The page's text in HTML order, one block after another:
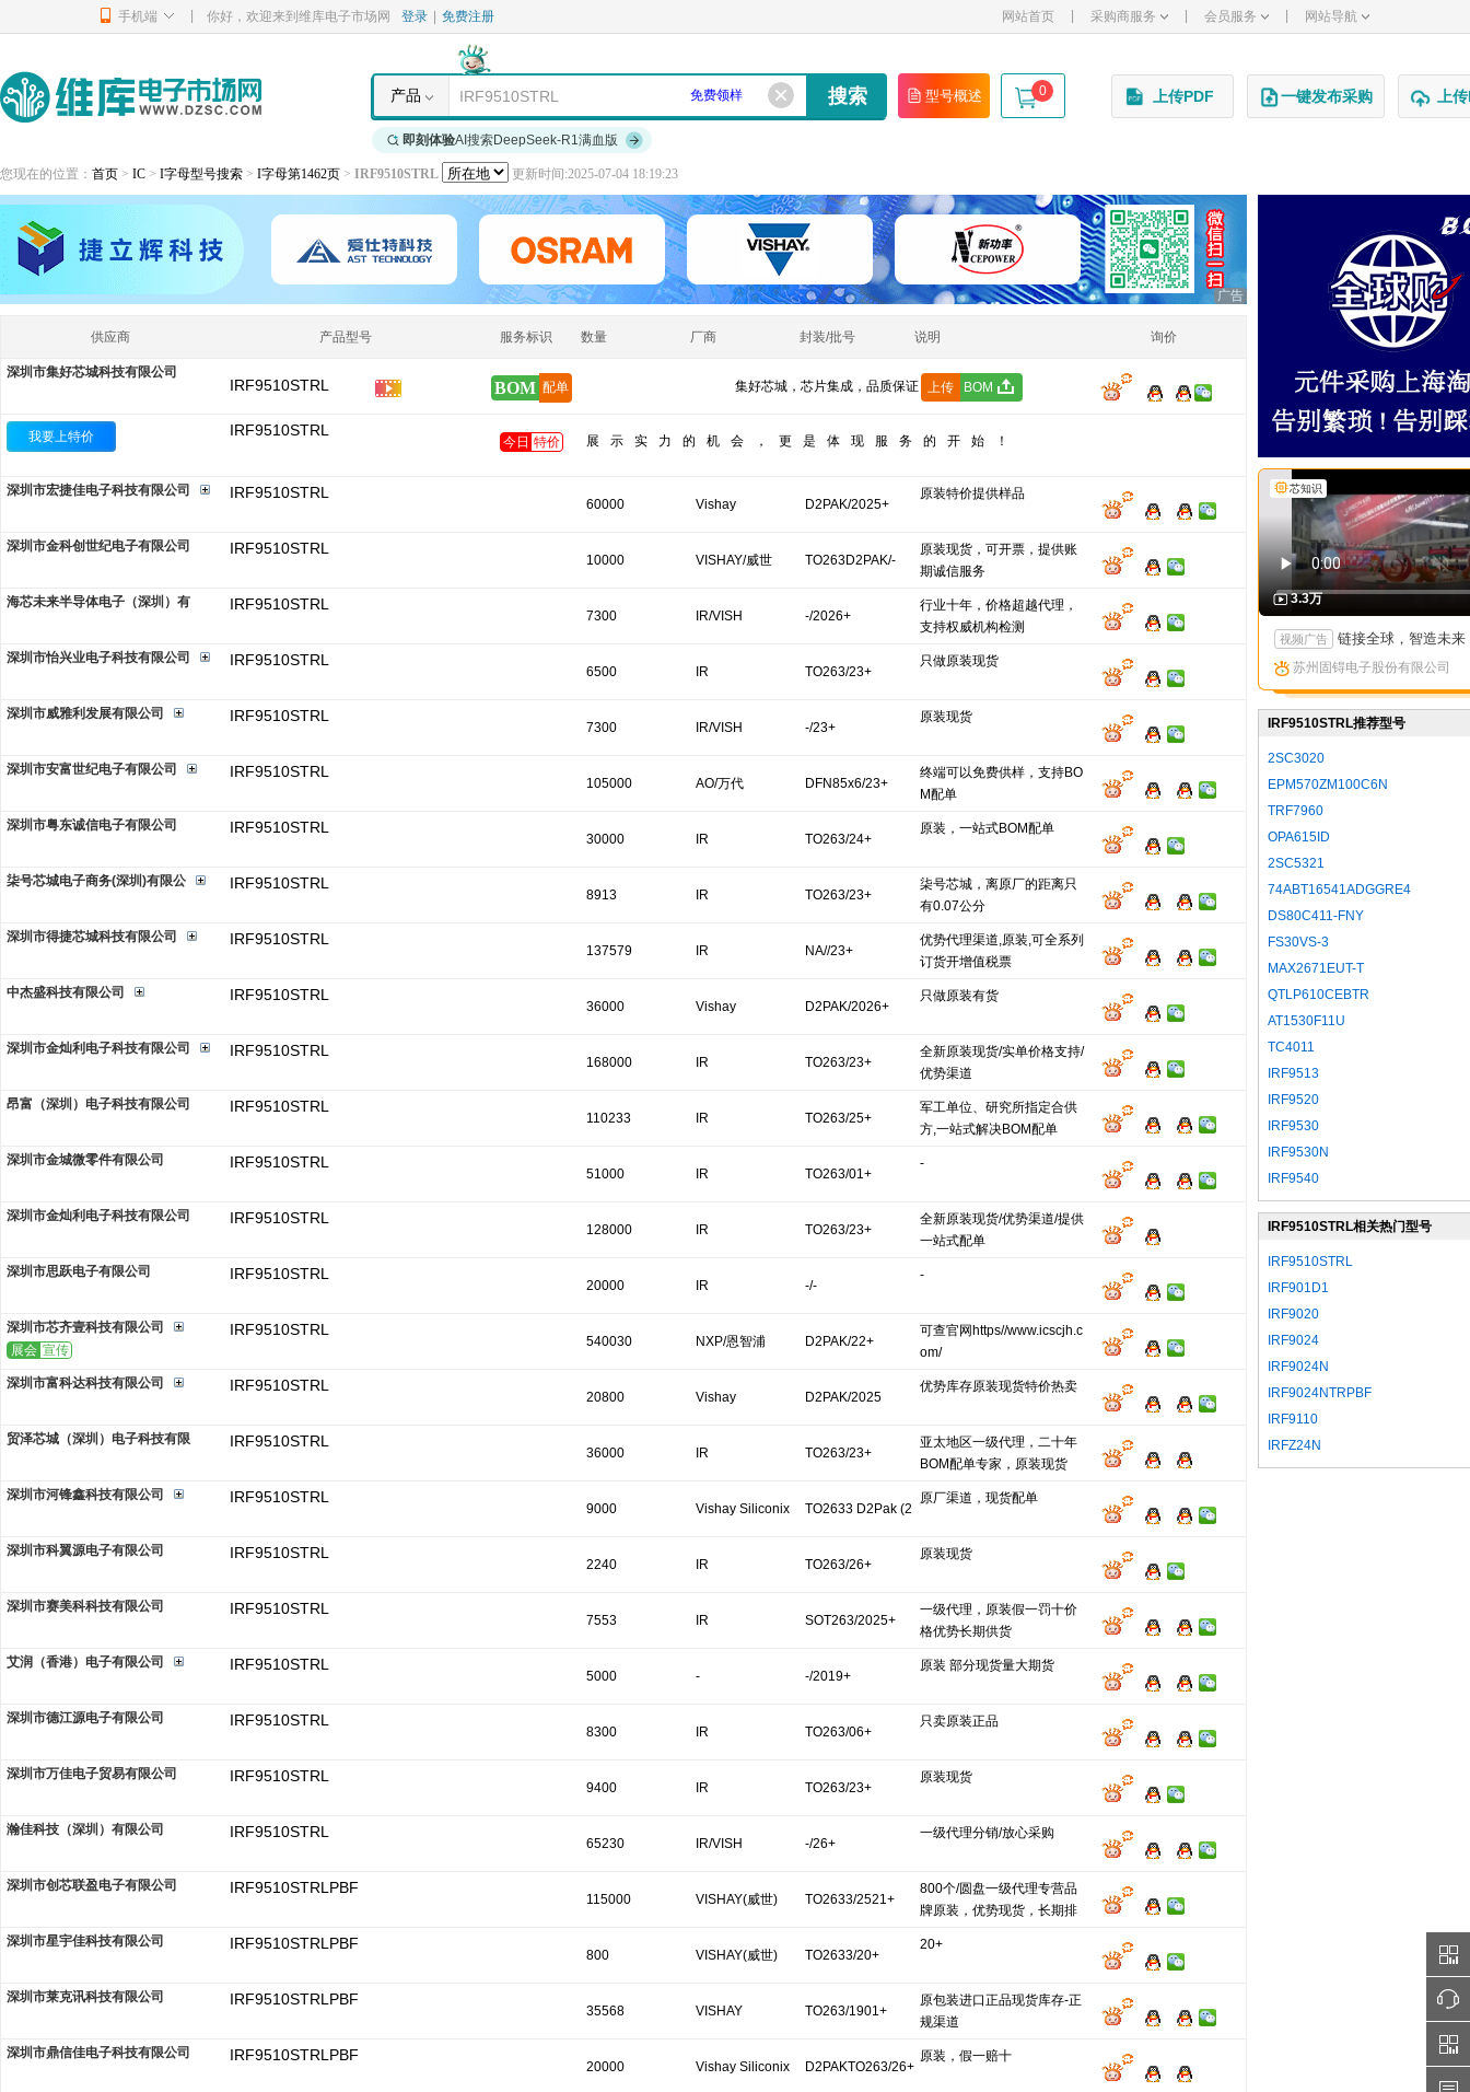
手机端 你好，欢迎来到维库电子市场网 登录 免费注册 网站首页 采购商服务 会员服务 网站导航
产品 免费领样 型号概述 0
即刻体验AI搜索DeepSeek-R1满血版
上传PDF 一键发布采购 上
您现在的位置： 首页 > IC > I字母型号搜索 > I字母第1462页 > IRF9510STRL 更新时间:2025-07-04 18:19:23
广告
供应商 产品型号 服务标识 数量 厂商 封装/批号 说明 询价
深圳市集好芯城科技有限公司
IRF9510STRL BOM 配单 集好芯城，芯片集成，品质保证 上传 BOM
我要上特价 IRF9510STRL
今日 特价 展示实力的机会，更是体现服务的开始！
深圳市宏捷佳电子科技有限公司 IRF9510STRL
60000 Vishay D2PAK/2025+
原装特价提供样品
深圳市金科创世纪电子有限公司 IRF9510STRL
10000 VISHAY/威世 TO263D2PAK/-
原装现货，可开票，提供账
期诚信服务
海芯未来半导体电子（深圳）有
IRF9510STRL
7300 IR/VISH -/2026+
行业十年，价格超越代理，
支持权威机构检测
深圳市怡兴业电子科技有限公司
IRF9510STRL
6500 IR TO263/23+
只做原装现货
深圳市威雅利发展有限公司 IRF9510STRL
7300 IR/VISH -/23+
原装现货
深圳市安富世纪电子有限公司 IRF9510STRL
105000 AO/万代 DFN85x6/23+
终端可以免费供样，支持BO
M配单
深圳市粤东诚信电子有限公司
IRF9510STRL
30000 IR TO263/24+
原装，一站式BOM配单
柒号芯城电子商务(深圳)有限公 IRF9510STRL
8913 IR TO263/23+
柒号芯城，离原厂的距离只
有0.07公分
深圳市得捷芯城科技有限公司
IRF9510STRL
137579 IR NA//23+
优势代理渠道,原装,可全系列
订货开增值税票
中杰盛科技有限公司
IRF9510STRL
36000 Vishay D2PAK/2026+
只做原装有货
深圳市金灿利电子科技有限公司 IRF9510STRL
168000 IR TO263/23+
全新原装现货/实单价格支持/
优势渠道
昂富（深圳）电子科技有限公司
IRF9510STRL
110233 IR TO263/25+
军工单位、研究所指定合供
方,一站式解决BOM配单
深圳市金城微零件有限公司
IRF9510STRL
51000 IR TO263/01+
-
深圳市金灿利电子科技有限公司 IRF9510STRL
128000 IR TO263/23+
全新原装现货/优势渠道/提供
一站式配单
深圳市思跃电子有限公司
IRF9510STRL
20000 IR -/-
-
深圳市芯齐壹科技有限公司
展会 宣传
IRF9510STRL
540030 NXP/恩智浦 D2PAK/22+
可查官网https//www.icscjh.c
om/
深圳市富科达科技有限公司
IRF9510STRL
20800 Vishay D2PAK/2025
优势库存原装现货特价热卖
贸泽芯城（深圳）电子科技有限 IRF9510STRL
36000 IR TO263/23+
亚太地区一级代理，二十年
BOM配单专家，原装现货
深圳市河锋鑫科技有限公司
IRF9510STRL
9000 Vishay Siliconix TO2633 D2Pak (2
Leads + Tab) TO26
3AB/2024+
原厂渠道，现货配单
深圳市科翼源电子有限公司 IRF9510STRL
2240 IR TO263/26+
原装现货
深圳市赛美科科技有限公司 IRF9510STRL
7553 IR SOT263/2025+
一级代理，原装假一罚十价
格优势长期供货
艾润（香港）电子有限公司
IRF9510STRL
5000 - -/2019+
原装 部分现货量大期货
深圳市德江源电子有限公司 IRF9510STRL
8300 IR TO263/06+
只卖原装正品
深圳市万佳电子贸易有限公司 IRF9510STRL
9400 IR TO263/23+
原装现货
瀚佳科技（深圳）有限公司 IRF9510STRL
65230 IR/VISH -/26+
一级代理分销/放心采购
深圳市创芯联盈电子有限公司 IRF9510STRLPBF
115000 VISHAY(威世) TO2633/2521+
800个/圆盘一级代理专营品
牌原装，优势现货，长期排
深圳市星宇佳科技有限公司
IRF9510STRLPBF
800 VISHAY(威世) TO2633/20+
20+
深圳市莱克讯科技有限公司 IRF9510STRLPBF
35568 VISHAY TO263/1901+
原包装进口正品现货库存-正
规渠道
深圳市鼎信佳电子科技有限公司
IRF9510STRLPBF
20000 Vishay Siliconix D2PAKTO263/26+
原装，假一赔十
芯知识
3.3万
视频广告 链接全球，智造未来：苏州固锝以创新矩阵亮相国际高端产
苏州固锝电子股份有限公司
IRF9510STRL推荐型号
2SC3020
EPM570ZM100C6N
TRF7960
OPA615ID
2SC5321
74ABT16541ADGGRE4
DS80C411-FNY
FS30VS-3
MAX2671EUT-T
QTLP610CEBTR
AT1530F11U
TC4011
IRF9513
IRF9520
IRF9530
IRF9530N
IRF9540
IRF9510STRL相关热门型号
IRF9510STRL
IRF901D1
IRF9020
IRF9024
IRF9024N
IRF9024NTRPBF
IRF9110
IRFZ24N